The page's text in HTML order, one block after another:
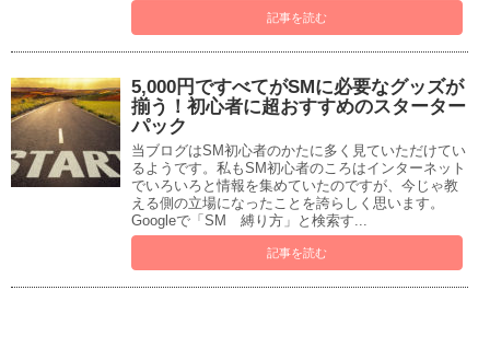
記事を読む
5,000円ですべてがSMに必要なグッズが
揃う！初心者に超おすすめのスターター
パック
当ブログはSM初心者のかたに多く見ていただけてい
るようです。私もSM初心者のころはインターネット
でいろいろと情報を集めていたのですが、今じゃ教
える側の立場になったことを誇らしく思います。
Googleで「SM 縛り方」と検索す...
記事を読む